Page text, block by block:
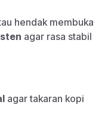
hendak membuka
agar rasa stabil
agar takaran kopi